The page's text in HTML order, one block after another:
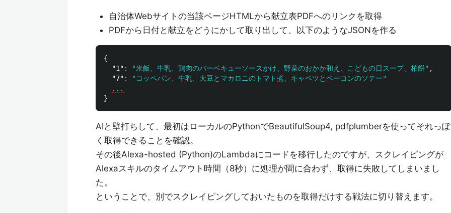
自治体Webサイトの当該ページHTMLから献立表PDFへのリンクを取得
PDFから日付と献立をどうにかして取り出して、以下のようなJSONを作る
{
"1" : "米飯、牛乳、鶏肉のバーベキューソースかけ、野菜のおかか和え、こどもの日スープ、柏餅" ,
"7" :
"コッペパン、牛乳、大豆とマカロニのトマト煮、キャベツとベーコンのソテー"
...
}
AIと壁打ちして、最初はローカルのPythonでBeautifulSoup4, pdfplumberを使ってそれっぽ
く取得できることを確認。
その後Alexa-hosted (Python)のLambdaにコードを移行したのですが、スクレイピングが
Alexaスキルのタイムアウト時間（8秒）に処理が間に合わず、取得に失敗してしまいまし
た。
ということで、別でスクレイピングしておいたものを取得だけする戦法に切り替えます。